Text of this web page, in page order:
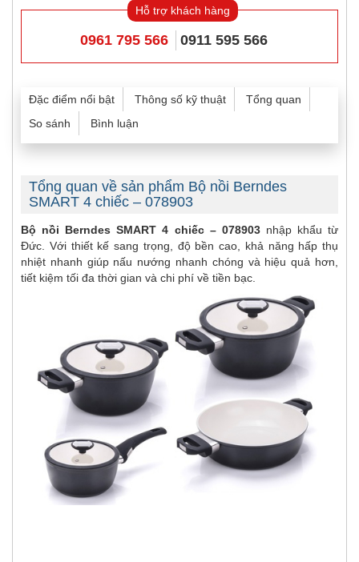
Hỗ trợ khách hàng
0961 795 566 0911 595 566
Đặc điểm nổi bật Thông số kỹ thuật
Tổng quan
So sánh
Bình luận
Tổng quan về sản phẩm Bộ nồi Berndes
SMART 4 chiếc – 078903
Bộ nồi Berndes SMART 4 chiếc – 078903 nhập khẩu từ
Đức. Với thiết kế sang trọng, độ bền cao, khả năng hấp thụ
nhiệt nhanh giúp nấu nướng nhanh chóng và hiệu quả hơn,
tiết kiệm tối đa thời gian và chi phí về tiền bạc.